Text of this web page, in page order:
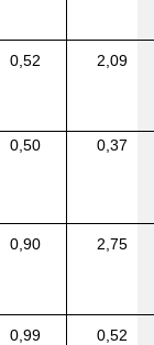
0,52 2,09
0,50 0,37
0,90 2,75
0,99 0,52